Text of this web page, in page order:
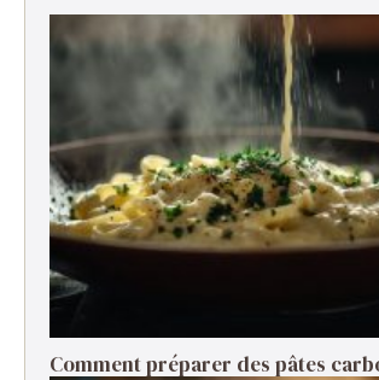
Comment préparer des pâtes